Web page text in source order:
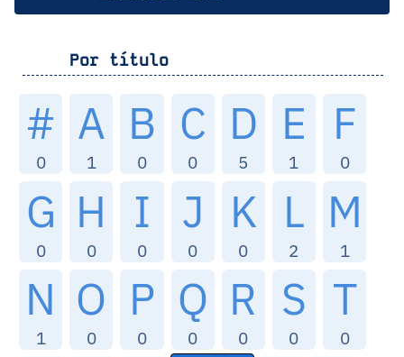
Por título
#
0
A
1
B
0
C
0
D
5
E
1
F
0
G
0
H
0
I
0
J
0
K
0
L
2
M
1
N
1
O
0
P
0
Q
0
R
0
S
0
T
0